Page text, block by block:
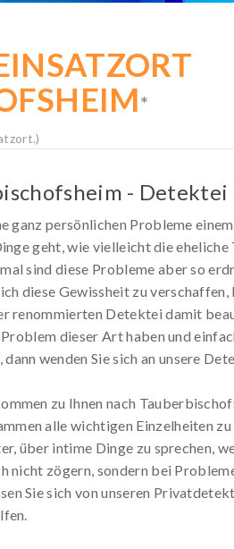
*
- Detektei
ganz persönlichen Probleme
geht, wie vielleicht die
sind diese Probleme aber so
diese Gewissheit zu
renommierten Detektei damit
dieser Art haben und
wenden Sie sich an unsere
zu Ihnen nach
alle wichtigen Einzelheiten
über intime Dinge zu sprechen,
nicht zögern, sondern bei
Sie sich von unseren